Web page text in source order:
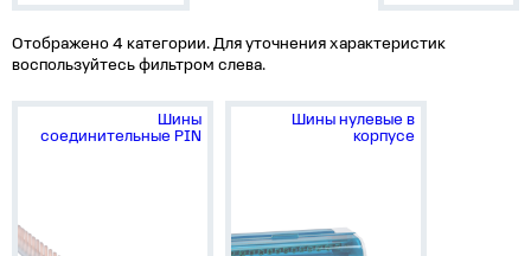
Отображено 4 категории. Для уточнения характеристик
воспользуйтесь фильтром слева.
Шины
соединительные PIN
Шины нулевые в
корпусе